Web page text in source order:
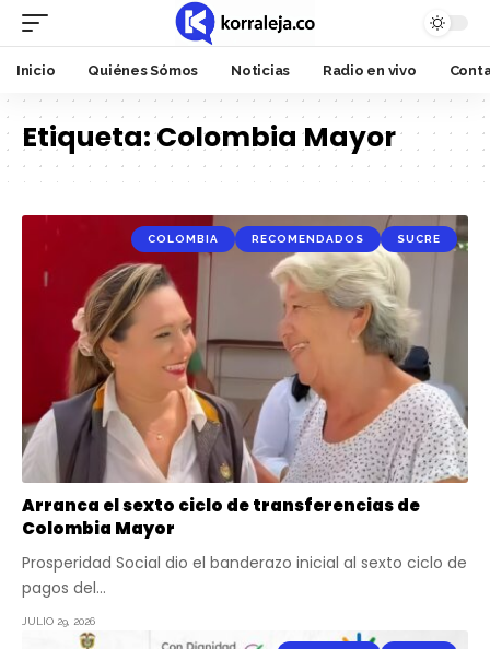
Inicio Quiénes Sómos Noticias Radio en vivo
Etiqueta:Colombia Mayor
COLOMBIA RECOMENDADOS SUCRE
Arranca el sexto ciclo de transferencias de
Colombia Mayor
Prosperidad Social dio el banderazo inicial al sexto ciclo de
pagos del…
JULIO 29, 2026